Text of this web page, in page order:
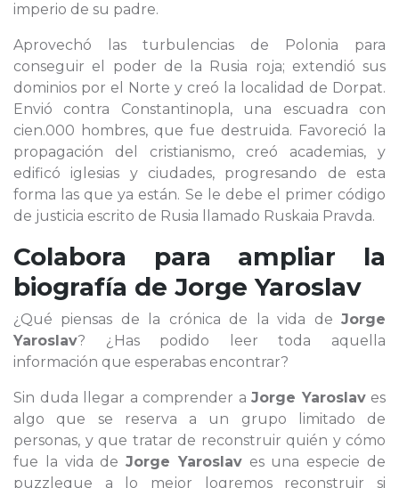
imperio de su padre.
Aprovechó las turbulencias de Polonia para
conseguir el poder de la Rusia roja; extendió sus
dominios por el Norte y creó la localidad de Dorpat.
Envió contra Constantinopla, una escuadra con
cien.000 hombres, que fue destruida. Favoreció la
propagación del cristianismo, creó academias, y
edificó iglesias y ciudades, progresando de esta
forma las que ya están. Se le debe el primer código
de justicia escrito de Rusia llamado Ruskaia Pravda.
Colabora para ampliar la
biografía de Jorge Yaroslav
¿Qué piensas de la crónica de la vida de Jorge
Yaroslav? ¿Has podido leer toda aquella
información que esperabas encontrar?
Sin duda llegar a comprender a Jorge Yaroslaves
algo que se reserva a un grupo limitado de
personas, y que tratar de reconstruir quién y cómo
fue la vida deJorge Yaroslaves una especie de
puzzleque a lo mejor logremos reconstruir si